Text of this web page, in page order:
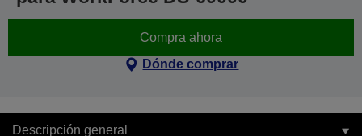
Compra ahora
Dónde comprar
Descripción general